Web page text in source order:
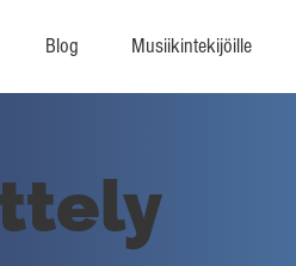
Blog Musiikintekijöille